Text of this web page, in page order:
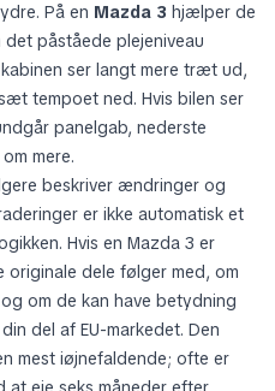
På en Mazda 3 hjælper de
påståede plejeniveau
ser langt mere træt ud,
tempoet ned. Hvis bilen ser
panelgab, nederste
mere.
beskriver ændringer og
er ikke automatisk et
Hvis en Mazda 3 er
dele følger med, om
om de kan have betydning
del af EU-markedet. Den
mest iøjnefaldende; ofte er